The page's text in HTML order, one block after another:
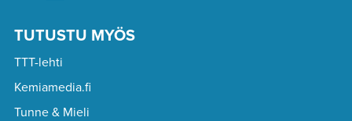
TUTUSTU MYÖS
TTT-lehti
Kemiamedia.fi
Tunne & Mieli